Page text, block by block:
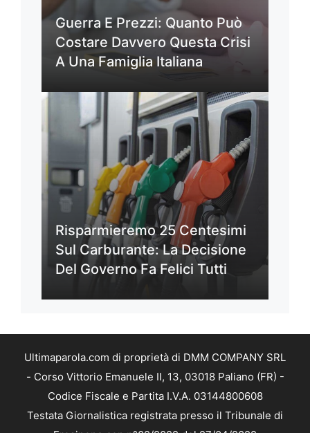
Guerra E Prezzi: Quanto Può
Costare Davvero Questa Crisi
A Una Famiglia Italiana
Risparmieremo 25 Centesimi
Sul Carburante: La Decisione
Del Governo Fa Felici Tutti
Ultimaparola.com di proprietà di DMM COMPANY SRL
- Corso Vittorio Emanuele II, 13, 03018 Paliano (FR) -
Codice Fiscale e Partita I.V.A. 03144800608
Testata Giornalistica registrata presso il Tribunale di